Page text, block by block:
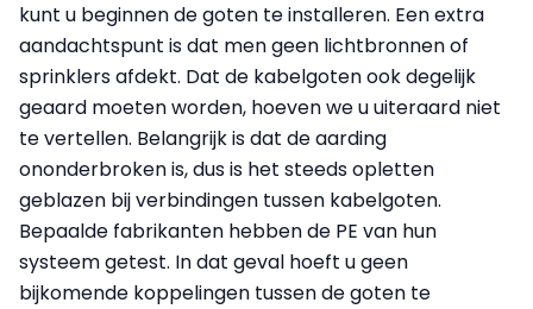
kunt u beginnen de goten te installeren. Een extra
aandachtspunt is dat men geen lichtbronnen of
sprinklers afdekt. Dat de kabelgoten ook degelijk
geaard moeten worden, hoeven we u uiteraard niet
te vertellen. Belangrijk is dat de aarding
ononderbroken is, dus is het steeds opletten
geblazen bij verbindingen tussen kabelgoten.
Bepaalde fabrikanten hebben de PE van hun
systeem getest. In dat geval hoeft u geen
bijkomende koppelingen tussen de goten te